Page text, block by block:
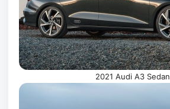
2021 Audi A3 Sedan